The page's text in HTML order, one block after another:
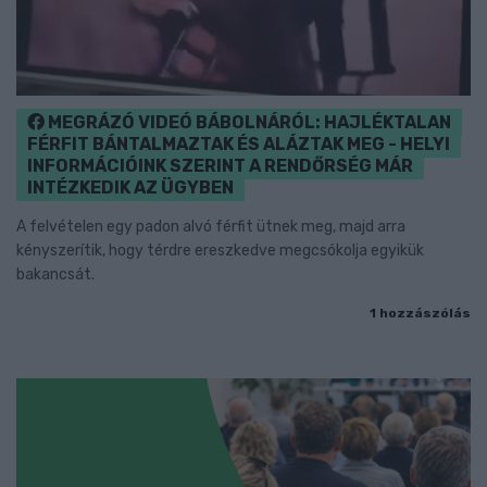
MEGRÁZÓ VIDEÓ BÁBOLNÁRÓL: HAJLÉKTALAN
FÉRFIT BÁNTALMAZTAK ÉS ALÁZTAK MEG - HELYI
INFORMÁCIÓINK SZERINT A RENDŐRSÉG MÁR
INTÉZKEDIK AZ ÜGYBEN
A felvételen egy padon alvó férfit ütnek meg, majd arra
kényszerítik, hogy térdre ereszkedve megcsókolja egyikük
bakancsát.
1 hozzászólás